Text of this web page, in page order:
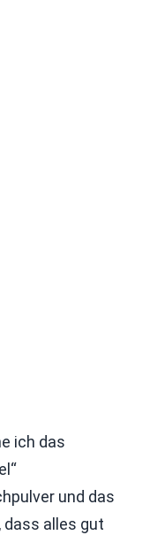
ich das
und das
dass alles gut